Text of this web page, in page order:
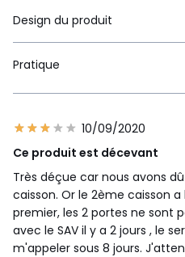
Design du produit
Pratique
10/09/2020
Ce produit est décevant
Très déçue car nous avons
caisson. Or le 2ème caisson
premier, les 2 portes ne sont
avec le SAV il y a 2 jours , le
m'appeler sous 8 jours.